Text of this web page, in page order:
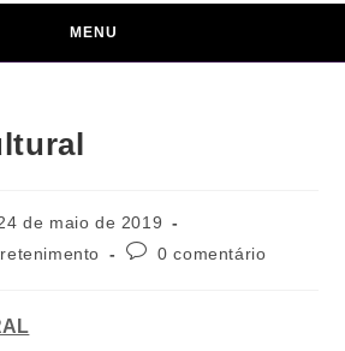
MENU
de maio de 2019
0 comentário